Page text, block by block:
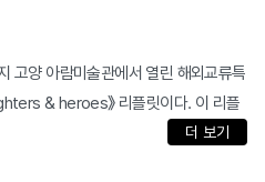
고양 아람미술관에서 열린 해외교류특
& heroes》 리플릿이다. 이 리플
더 보기